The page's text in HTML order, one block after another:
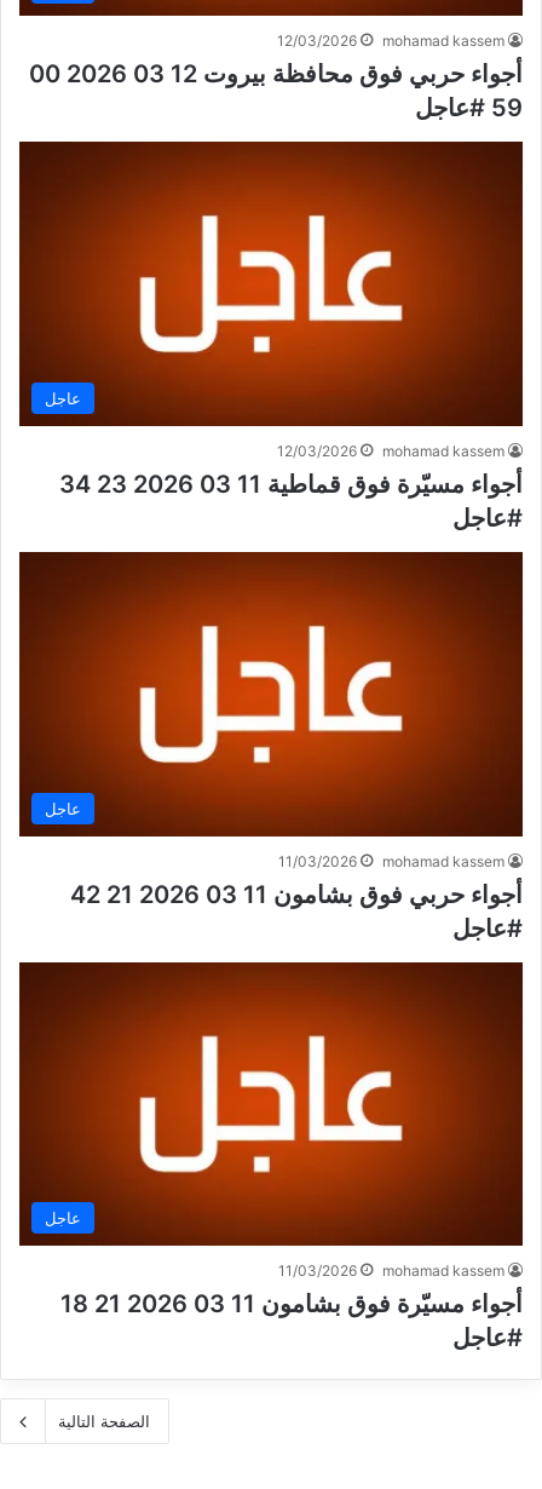
mohamad kassem
12/03/2026
أجواء حربي فوق محافظة بيروت 12 03 2026 00
59 #عاجل
عاجل
mohamad kassem
12/03/2026
أجواء مسيّرة فوق قماطية 11 03 2026 23 34
#عاجل
عاجل
mohamad kassem
11/03/2026
أجواء حربي فوق بشامون 11 03 2026 21 42
#عاجل
عاجل
mohamad kassem
11/03/2026
أجواء مسيّرة فوق بشامون 11 03 2026 21 18
#عاجل
الصفحة التالية